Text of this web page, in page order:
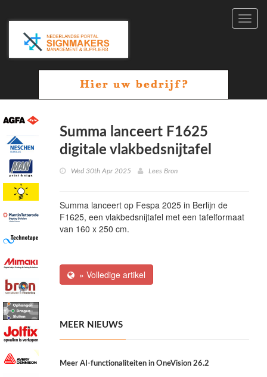
Summa lanceert F1625
digitale vlakbedsnijtafel
Wed 30th Apr 2025 Lees Bron
Summa lanceert op Fespa 2025 in Berlijn de
F1625, een vlakbedsnijtafel met een tafelformaat
van 160 x 250 cm.
» Volledige artikel
MEER NIEUWS
Meer AI-functionaliteiten in OneVision 26.2